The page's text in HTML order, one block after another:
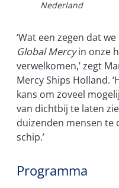
Nederland
‘Wat een zegen dat
Global Mercyin onze
verwelkomen,’ zegt
Mercy Ships Holland.
kans om zoveel
van dichtbij te laten
duizenden mensen te
schip.’
Programma